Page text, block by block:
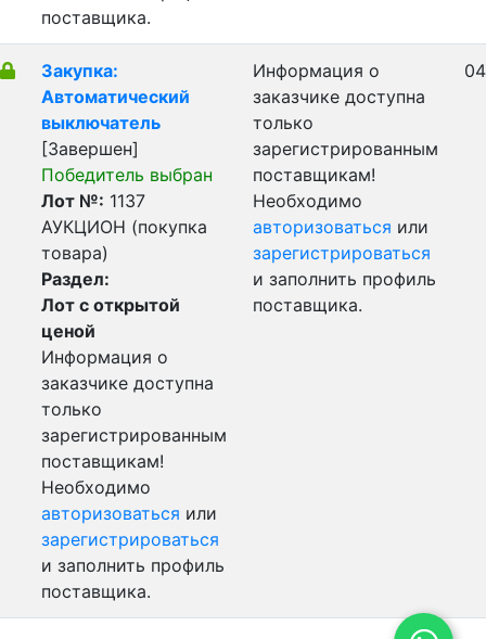
поставщика.
Закупка:
Автоматический
выключатель
[Завершен]
Победитель выбран
Лот №: 1137
АУКЦИОН (покупка
товара)
Раздел:
Лот с открытой
ценой
Информация о
заказчике доступна
только
зарегистрированным
поставщикам!
Необходимо
авторизоваться или
зарегистрироваться
и заполнить профиль
поставщика.
Информация о
заказчике доступна
только
зарегистрированным
поставщикам!
Необходимо
авторизоваться или
зарегистрироваться
и заполнить профиль
поставщика.